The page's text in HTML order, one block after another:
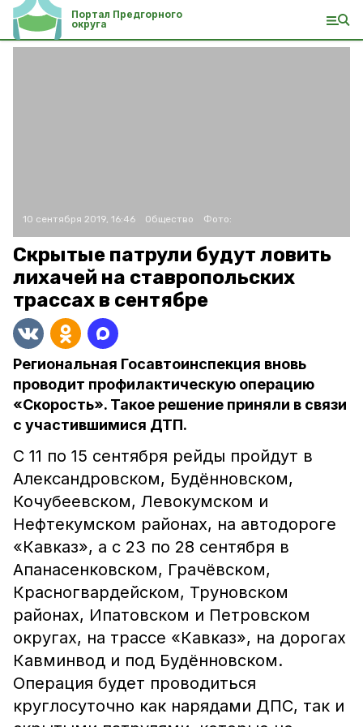
Портал Предгорного
округа
10 сентября 2019, 16:46 Общество Фото:
Скрытые патрули будут ловить
лихачей на ставропольских
трассах в сентябре
Региональная Госавтоинспекция вновь
проводит профилактическую операцию
«Скорость». Такое решение приняли в связи
с участившимися ДТП.
С 11 по 15 сентября рейды пройдут в
Александровском, Будённовском,
Кочубеевском, Левокумском и
Нефтекумском районах, на автодороге
«Кавказ», а с 23 по 28 сентября в
Апанасенковском, Грачёвском,
Красногвардейском, Труновском
районах, Ипатовском и Петровском
округах, на трассе «Кавказ», на дорогах
Кавминвод и под Будённовском.
Операция будет проводиться
круглосуточно как нарядами ДПС, так и